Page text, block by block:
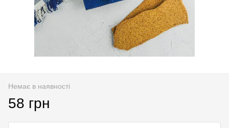
Немає в наявності
58 грн